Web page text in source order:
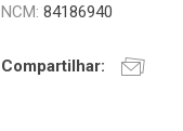
NCM:84186940
Compartilhar: